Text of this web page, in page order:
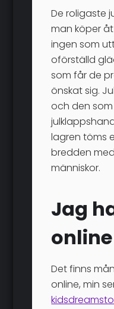
De roligaste
man köper
ingen som
oförställd
som får de
önskat sig.
och den
lagren töms
bredden
människor.
Jag
online
Det finns
online, min